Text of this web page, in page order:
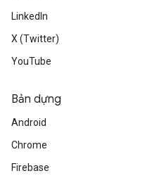
LinkedIn
X (Twitter)
YouTube
Bản dựng
Android
Chrome
Firebase